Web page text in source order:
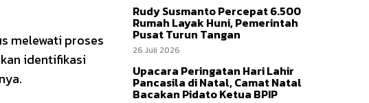
melewati proses
identifikasi
Rudy Susmanto Percepat 6.500
Rumah Layak Huni, Pemerintah
Pusat Turun Tangan
26 Juli 2026
Upacara Peringatan Hari Lahir
Pancasila di Natal, Camat Natal
Bacakan Pidato Ketua BPIP